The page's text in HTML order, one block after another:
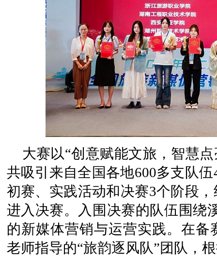
大赛以“创意赋能文旅，智慧
共吸引来自全国各地600多支队
初赛、实践活动和决赛3个阶段
进入决赛。入围决赛的队伍围绕
的新媒体营销与运营实践。在
老师指导的“旅韵逐风队”团队，